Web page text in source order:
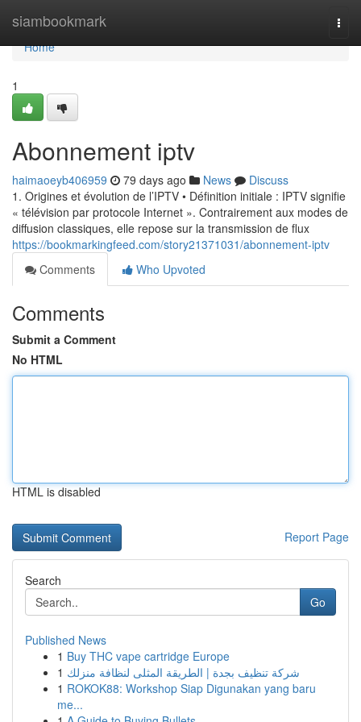
siambookmark
Home
Home
1
Abonnement iptv
haimaoeyb406959 79 days ago News
Discuss
1. Origines et évolution de l’IPTV • Définition initiale : IPTV signifie
« télévision par protocole Internet ». Contrairement aux modes de
diffusion classiques, elle repose sur la transmission de flux
https://bookmarkingfeed.com/story21371031/abonnement-iptv
Comments
Who Upvoted
Comments
Submit a Comment
No HTML
HTML is disabled
Report Page
Search
Go
Published News
1 Buy THC vape cartridge Europe
1 شركة تنظيف بجدة | الطريقة المثلى لنظافة منزلك
1 ROKOK88: Workshop Siap Digunakan yang baru
me...